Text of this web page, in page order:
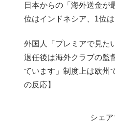
日本からの「海外送金が
位はインドネシア、1位
外国人「プレミアで見た
退任後は海外クラブの監
ています」制度上は欧州
の反応】
シェア